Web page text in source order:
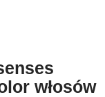
włosów